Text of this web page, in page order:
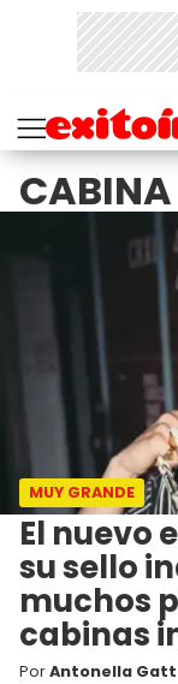
CABINA
MUY GRANDE
El nuevo
su sello
muchos
cabinas
PorAntonella